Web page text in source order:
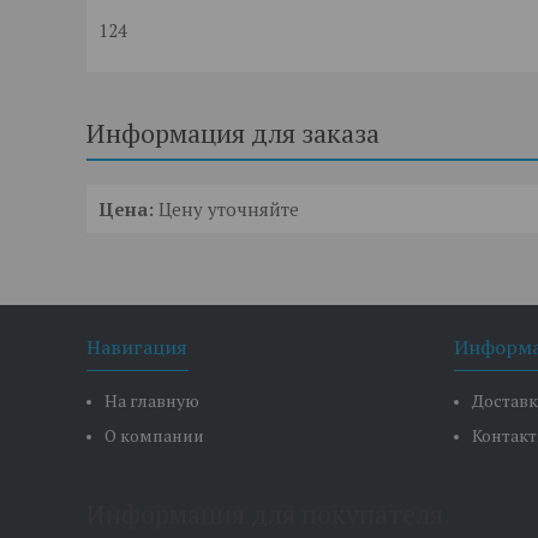
124
Информация для заказа
Цена: Цену уточняйте
Навигация
На главную
О компании